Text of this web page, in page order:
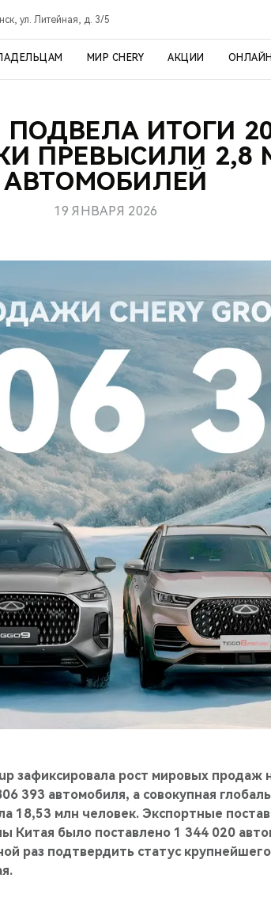
ул. Литейная, д. 3/5
МИР CHERY АКЦИИ
ПОДВЕЛА ИТОГИ
ПРЕВЫСИЛИ 2,8
АВТОМОБИЛЕЙ
19 ЯНВАРЯ 2026
зафиксировала рост мировых
393 автомобиля, а совокупная
18,53 млн человек. Экспортные
Китая было поставлено 1 344 020
раз подтвердить статус